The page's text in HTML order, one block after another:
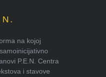
na kojoj
P.E.N. Centra
i stavove